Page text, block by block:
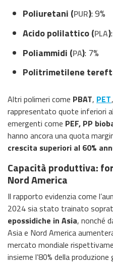
Poliuretani (PUR): 9%
Acido polilattico (PLA)
Poliammidi (PA): 7%
Politrimetilene
Altri polimeri come PBAT, PET,
rappresentato quote inferiori
emergenti come PEF, PP
hanno ancora una quota
crescita superiori al 60%
Capacità produttiva:
Nord America
Il rapporto evidenzia come
2024 sia stato trainato
epossidiche in Asia, nonché
Asia e Nord America
mercato mondiale
insieme l’80% della